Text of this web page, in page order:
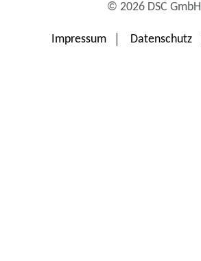
© 2026 DSC GmbH
Impressum Datenschutz